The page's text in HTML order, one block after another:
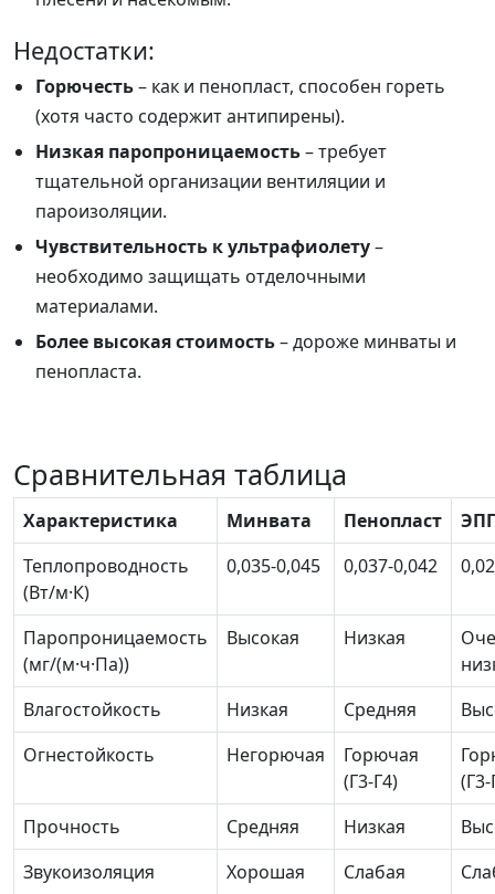
Недостатки:
Горючесть– как и пенопласт, способен гореть
(хотя часто содержит антипирены).
Низкая паропроницаемость– требует
тщательной организации вентиляции и
пароизоляции.
Чувствительность к ультрафиолету–
необходимо защищать отделочными
материалами.
Более высокая стоимость– дороже минваты и
пенопласта.
Сравнительная таблица
Характеристика Минвата Пенопласт
Теплопроводность
(Вт/м·К)
0,035-0,045 0,037-0,042
Паропроницаемость
(мг/(м·ч·Па))
Высокая Низкая
Влагостойкость
Низкая Средняя
Огнестойкость
Негорючая
Горючая
(Г3-Г4)
(Г3-
Прочность
Средняя Низкая
Звукоизоляция
Хорошая Слабая